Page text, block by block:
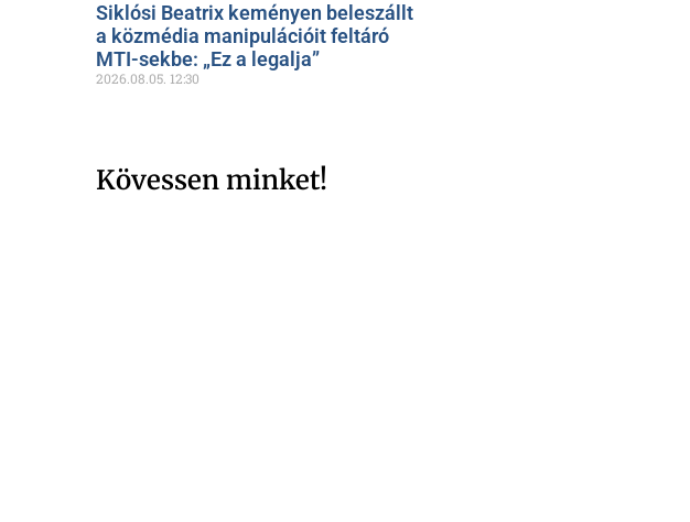
Siklósi Beatrix keményen beleszállt
a közmédia manipulációit feltáró
MTI-sekbe: „Ez a legalja”
2026.08.05. 12:30
Kövessen minket!